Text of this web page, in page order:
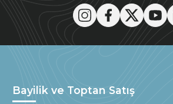
Bayilik ve Toptan Satış